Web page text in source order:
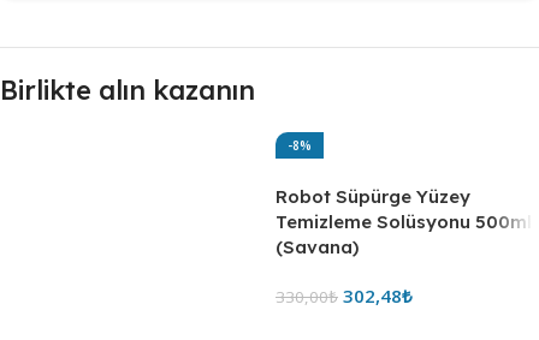
Birlikte alın kazanın
-8%
Robot Süpürge Yüzey
Temizleme Solüsyonu 500ml
(Savana)
330,00₺ 302,48₺